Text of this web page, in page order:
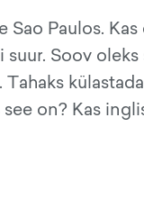
Sao Paulos. Kas
Soov
on? Kas